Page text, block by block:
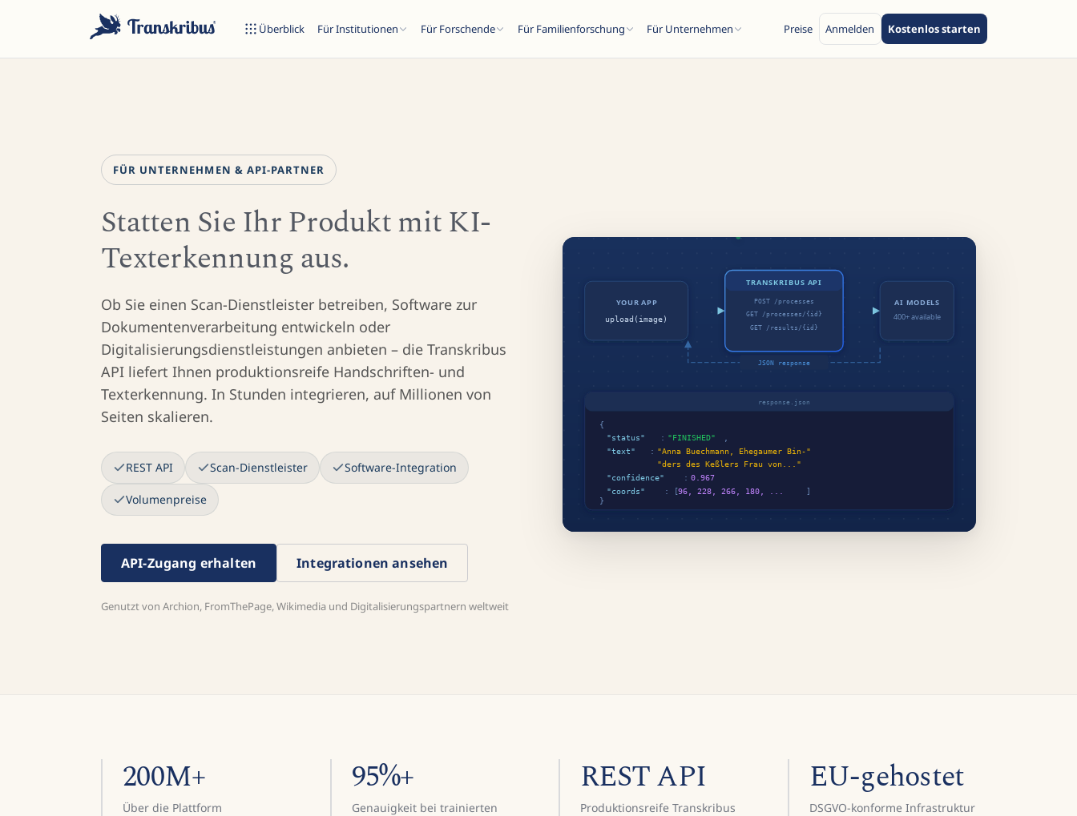
Überblick Für Institutionen Für Forschende Für Familienforschung Für Unternehmen Preise Anmelden Kostenlos starten
Tippen Sie, um in Modellen, Sites und Blog-Beiträgen zu suchen...
FÜR UNTERNEHMEN & API-PARTNER
Statten Sie Ihr Produkt mit KI-
Texterkennung aus.
Ob Sie einen Scan-Dienstleister betreiben, Software zur
Dokumentenverarbeitung entwickeln oder
Digitalisierungsdienstleistungen anbieten – die Transkribus
API liefert Ihnen produktionsreife Handschriften- und
Texterkennung. In Stunden integrieren, auf Millionen von
Seiten skalieren.
REST API Scan-Dienstleister Software-Integration
Volumenpreise
API-Zugang erhalten Integrationen ansehen
Genutzt von Archion, FromThePage, Wikimedia und Digitalisierungspartnern weltweit
200M+
Über die Plattform
95%+
Genauigkeit bei trainierten
REST API
Produktionsreife Transkribus
EU-gehostet
DSGVO-konforme Infrastruktur